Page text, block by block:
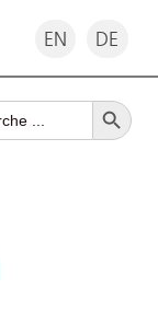
EN DE
Search Button